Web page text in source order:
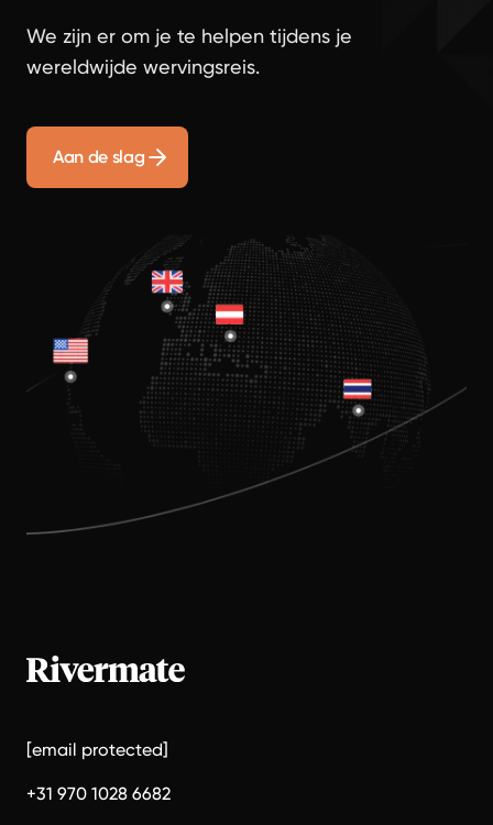
We zijn er om je te helpen tijdens je
wereldwijde wervingsreis.
Aan de slag
[email protected]
+31 970 1028 6682